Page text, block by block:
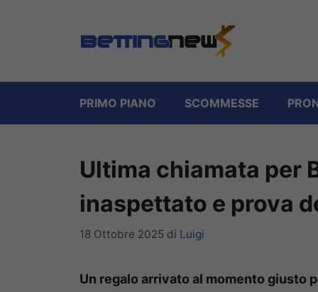
PRIMO PIANO SCOMMESSE
Ultima chiamata per
inaspettato e prova
18 Ottobre 2025 di Luigi
Un regalo arrivato al momento giusto